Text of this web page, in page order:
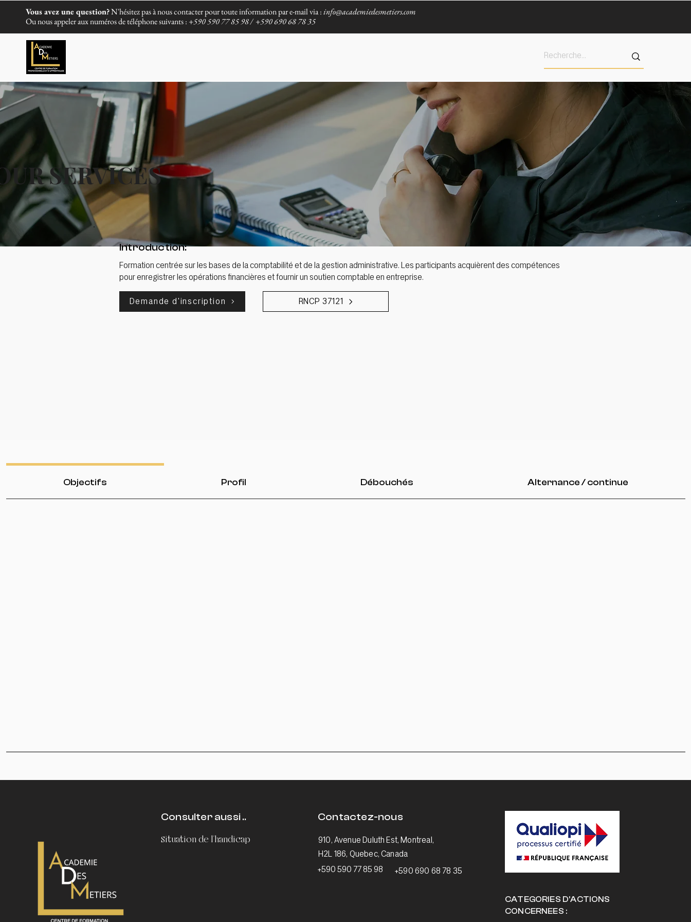
Vous avez une question?N'hésitez pas à nous contacter pour toute information par e-mail via :info@academiedesmetiers.com
Ou nous appeler aux numéros de téléphone suivants : +590 590 77 85 98 /+590 690 68 78 35
SERVICES
Introduction:
Formation centrée sur les bases de la comptabilité et de la gestion administrative. Les participants acquièrent des compétences
pour enregistrer les opérations financières et fournir un soutien comptable en entreprise.
Demande d'inscription RNCP 37121
Objectifs Profil Débouchés Alternance / continue
Consulter aussi ..
Situation de l'handicap
Contactez-nous
910, Avenue Duluth Est, Montreal,
H2L 186, Quebec, Canada
+590 590 77 85 98
+590 690 68 78 35
CATEGORIES D’ACTIONS
CONCERNEES :